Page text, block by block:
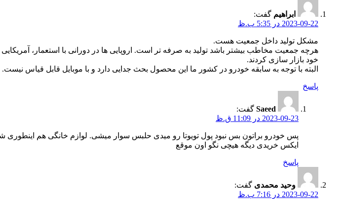
ابراهیم گفت:
2023-09-22 در 5:35 ب.ظ
مشکل تولید داخل جمعیت هست.
هرچه جمعیت مخاطب بیشتر باشد تولید به صرفه تر است. اروپایی ها در دورانی با استعمار،
خود بازار سازی کردند.
البته با توجه به سابقه خودرو در کشور ما این محصول بحث جدایی دارد و با موبایل قابل قیاس نیست.
پاسخ
Saeed گفت:
2023-09-23 در 11:09 ق.ظ
پس خودرو براتون بس نبود پول تویوتا رو میدی حلبس سوار میشی. لوازم خانگی هم
ایکس خریدی دیگه هیچی نگو اون موقع
پاسخ
وحید محمدی گفت:
2023-09-22 در 7:16 ب.ظ